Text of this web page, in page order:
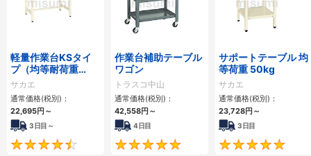
軽量作業台KSタイ
プ（均等耐荷重
300kg）
サカエ
通常価格(税別)：
22,695円 ～
3日目～
4.4
作業台補助テーブル
ワゴン
トラスコ中山
通常価格(税別)：
42,558円 ～
4日目
5
サポートテーブル 均
等荷重 50kg
サカエ
通常価格(税別)：
23,728円 ～
3日目